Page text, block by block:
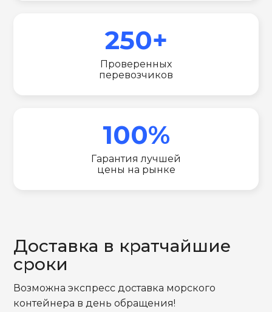
250+
Проверенных
перевозчиков
100%
Гарантия лучшей
цены на рынке
Доставка в кратчайшие
сроки
Возможна экспресс доставка морского
контейнера в день обращения!